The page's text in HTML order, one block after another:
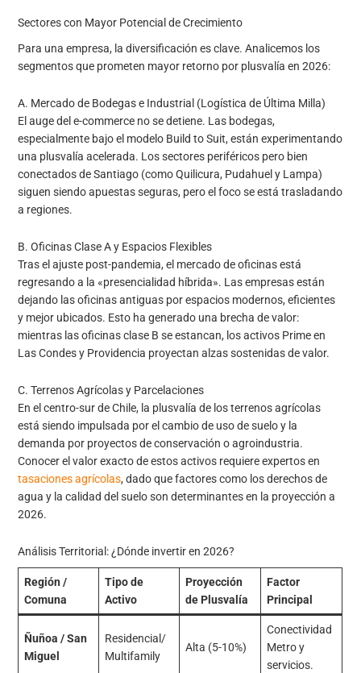
Sectores con Mayor Potencial de Crecimiento
Para una empresa, la diversificación es clave. Analicemos los
segmentos que prometen mayor retorno por plusvalía en 2026:
A. Mercado de Bodegas e Industrial (Logística de Última Milla)
El auge del e-commerce no se detiene. Las bodegas,
especialmente bajo el modelo Build to Suit, están experimentando
una plusvalía acelerada. Los sectores periféricos pero bien
conectados de Santiago (como Quilicura, Pudahuel y Lampa)
siguen siendo apuestas seguras, pero el foco se está trasladando
a regiones.
B. Oficinas Clase A y Espacios Flexibles
Tras el ajuste post-pandemia, el mercado de oficinas está
regresando a la «presencialidad híbrida». Las empresas están
dejando las oficinas antiguas por espacios modernos, eficientes
y mejor ubicados. Esto ha generado una brecha de valor:
mientras las oficinas clase B se estancan, los activos Prime en
Las Condes y Providencia proyectan alzas sostenidas de valor.
C. Terrenos Agrícolas y Parcelaciones
En el centro-sur de Chile, la plusvalía de los terrenos agrícolas
está siendo impulsada por el cambio de uso de suelo y la
demanda por proyectos de conservación o agroindustria.
Conocer el valor exacto de estos activos requiere expertos en
tasaciones agrícolas, dado que factores como los derechos de
agua y la calidad del suelo son determinantes en la proyección a
2026.
Análisis Territorial: ¿Dónde invertir en 2026?
Región /
Comuna
Tipo de
Activo
Proyección
de Plusvalía
Factor
Principal
Ñuñoa / San
Miguel
Residencial/
Multifamily
Alta (5-10%)
Conectividad
Metro y
servicios.